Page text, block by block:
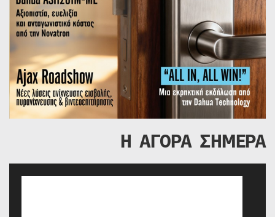
Η ΑΓΟΡΑ ΣΗΜΕΡΑ